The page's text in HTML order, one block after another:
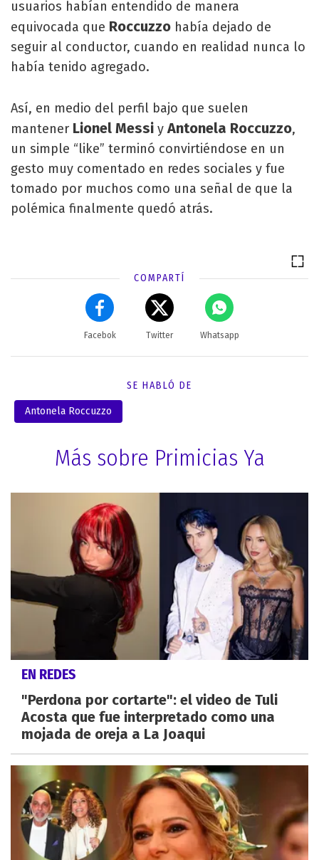
usuarios habían entendido de manera
equivocada que Roccuzzo había dejado de
seguir al conductor, cuando en realidad nunca lo
había tenido agregado.
Así, en medio del perfil bajo que suelen
mantener Lionel Messi yAntonela Roccuzzo,
un simple “like” terminó convirtiéndose en un
gesto muy comentado en redes sociales y fue
tomado por muchos como una señal de que la
polémica finalmente quedó atrás.
COMPARTÍ
Facebok Twitter Whatsapp
SE HABLÓ DE
Antonela Roccuzzo
Más sobre Primicias Ya
EN REDES
"Perdona por cortarte": el video de Tuli
Acosta que fue interpretado como una
mojada de oreja a La Joaqui